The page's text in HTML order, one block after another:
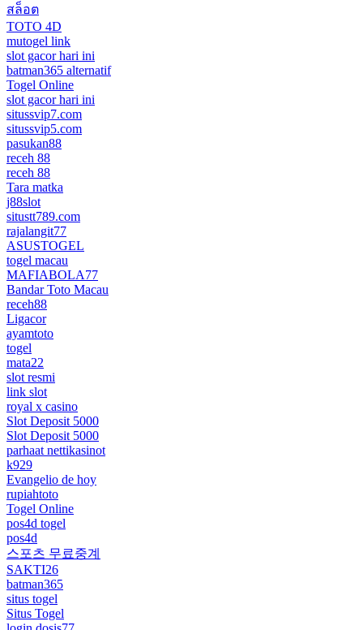
สล็อต
TOTO 4D
mutogel link
slot gacor hari ini
batman365 alternatif
Togel Online
slot gacor hari ini
situssvip7.com
situssvip5.com
pasukan88
receh 88
receh 88
Tara matka
j88slot
situstt789.com
rajalangit77
ASUSTOGEL
togel macau
MAFIABOLA77
Bandar Toto Macau
receh88
Ligacor
ayamtoto
togel
mata22
slot resmi
link slot
royal x casino
Slot Deposit 5000
Slot Deposit 5000
parhaat nettikasinot
k929
Evangelio de hoy
rupiahtoto
Togel Online
pos4d togel
pos4d
스포츠 무료중계
SAKTI26
batman365
situs togel
Situs Togel